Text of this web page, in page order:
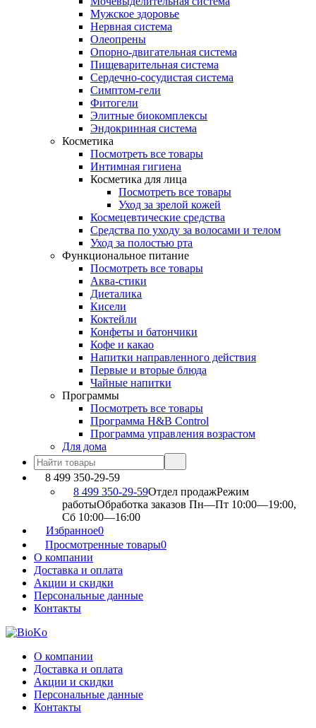
Мужское здоровье
Нервная система
Олеопрены
Опорно-двигательная система
Пищеварительная система
Сердечно-сосудистая система
Симптом-гели
Фитогели
Элитные биокомплексы
Эндокринная система
Косметика
Посмотреть все товары
Интимная гигиена
Косметика для лица
Посмотреть все товары
Уход за зрелой кожей
Космецевтические средства
Средства по уходу за волосами и телом
Уход за полостью рта
Функциональное питание
Посмотреть все товары
Аква-стики
Диеталика
Кисели
Коктейли
Конфеты и батончики
Кофе и какао
Напитки направленного действия
Первые и вторые блюда
Чайные напитки
Программы
Посмотреть все товары
Программа H&B Control
Программа управления возрастом
Для дома
8 499 350-29-59
8 499 350-29-59Отдел продажРежим
работыОбработка заказов Пн—Пт 10:00—19:00,
Сб 10:00—16:00
Избранное0
Просмотренные товары0
О компании
Доставка и оплата
Акции и скидки
Персональные данные
Контакты
О компании
Доставка и оплата
Акции и скидки
Персональные данные
Контакты